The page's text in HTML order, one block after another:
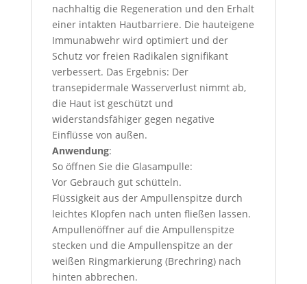
nachhaltig die Regeneration und den Erhalt
einer intakten Hautbarriere. Die hauteigene
Immunabwehr wird optimiert und der
Schutz vor freien Radikalen signifikant
verbessert. Das Ergebnis: Der
transepidermale Wasserverlust nimmt ab,
die Haut ist geschützt und
widerstandsfähiger gegen negative
Einflüsse von außen.
Anwendung:
So öffnen Sie die Glasampulle:
Vor Gebrauch gut schütteln.
Flüssigkeit aus der Ampullenspitze durch
leichtes Klopfen nach unten fließen lassen.
Ampullenöffner auf die Ampullenspitze
stecken und die Ampullenspitze an der
weißen Ringmarkierung (Brechring) nach
hinten abbrechen.